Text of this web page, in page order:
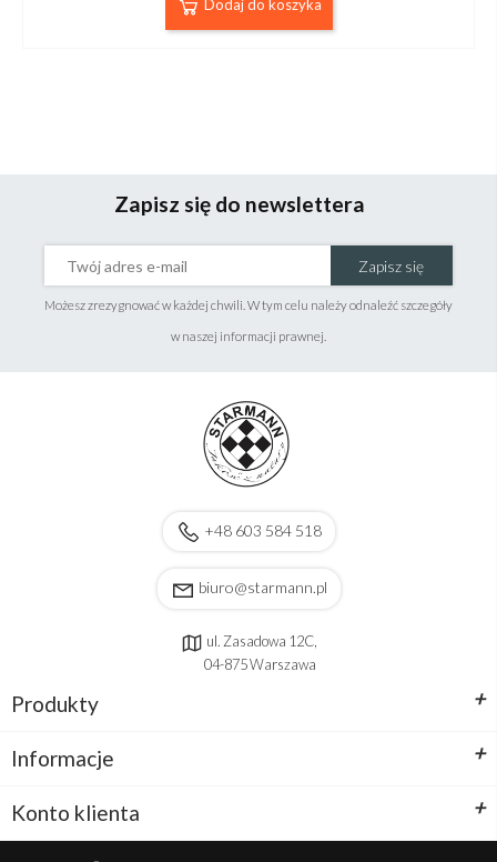
Dodaj do koszyka
Zapisz się do newslettera
Zapisz się
Możesz zrezygnować w każdej chwili. W tym celu należy odnaleźć szczegóły
w naszej informacji prawnej.
+48 603 584 518
biuro@starmann.pl
ul. Zasadowa 12C,
04-875 Warszawa
Produkty +
Informacje +
Konto klienta +